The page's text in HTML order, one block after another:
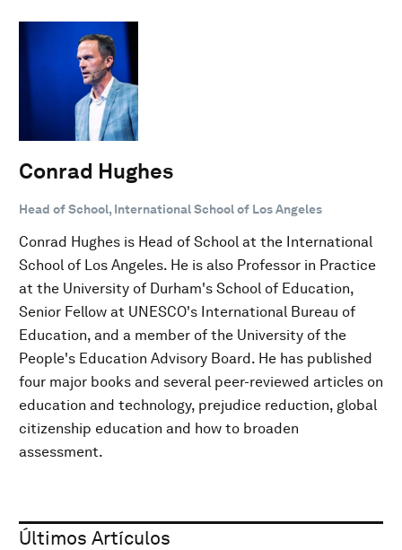
Conrad Hughes
Head of School, International School of Los Angeles
Conrad Hughes is Head of School at the International
School of Los Angeles. He is also Professor in Practice
at the University of Durham's School of Education,
Senior Fellow at UNESCO's International Bureau of
Education, and a member of the University of the
People's Education Advisory Board. He has published
four major books and several peer-reviewed articles on
education and technology, prejudice reduction, global
citizenship education and how to broaden
assessment.
Últimos Artículos